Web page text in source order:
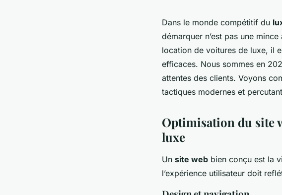
Quelles stratégies de
pour augmenter les
service de location de
Dans le monde compétitif du
démarquer n’est pas une
location de voitures de luxe, il
efficaces. Nous sommes en
attentes des clients. Voyons
tactiques modernes et
Optimisation du site
luxe
Un site web bien conçu est la
l’expérience utilisateur doit